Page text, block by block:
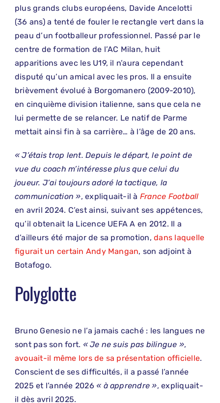
plus grands clubs européens, Davide Ancelotti
(36 ans) a tenté de fouler le rectangle vert dans la
peau d’un footballeur professionnel. Passé par le
centre de formation de l’AC Milan, huit
apparitions avec les U19, il n’aura cependant
disputé qu’un amical avec les pros. Il a ensuite
brièvement évolué à Borgomanero (2009-2010),
en cinquième division italienne, sans que cela ne
lui permette de se relancer. Le natif de Parme
mettait ainsi fin à sa carrière… à l’âge de 20 ans.
« J’étais trop lent. Depuis le départ, le point de
vue du coach m’intéresse plus que celui du
joueur. J’ai toujours adoré la tactique, la
communication », expliquait-il à France Football
en avril 2024. C’est ainsi, suivant ses appétences,
qu’il obtenait la Licence UEFA A en 2012. Il a
d’ailleurs été major de sa promotion,dans laquelle
figurait un certain Andy Mangan, son adjoint à
Botafogo.
Polyglotte
Bruno Genesio ne l’a jamais caché : les langues ne
sont pas son fort. « Je ne suis pas bilingue »,
avouait-il même lors de sa présentation officielle.
Conscient de ses difficultés, il a passé l’année
2025 et l’année 2026 « à apprendre », expliquait-
il dès avril 2025.